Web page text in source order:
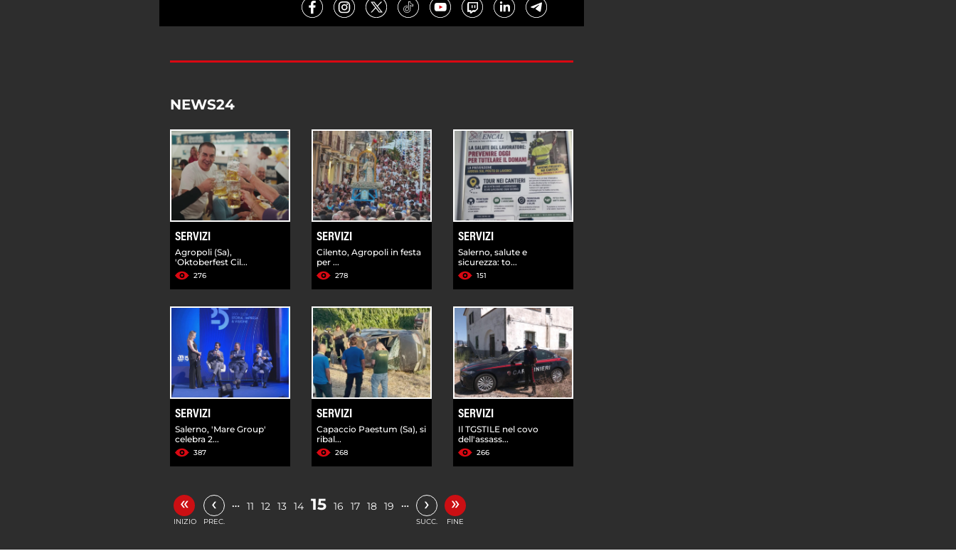
NEWS24
SERVIZI
Agropoli (Sa),
'Oktoberfest Cil...
276
SERVIZI
Cilento, Agropoli in festa
per ...
278
SERVIZI
Salerno, salute e
sicurezza: to...
151
SERVIZI
Salerno, 'Mare Group'
celebra 2...
387
SERVIZI
Capaccio Paestum (Sa), si
ribal...
268
SERVIZI
Il TGSTILE nel covo
dell'assass...
266
«
INIZIO
‹
PREC.
… 11 12 13 14 15 16 17 18 19 … ›
SUCC.
»
FINE